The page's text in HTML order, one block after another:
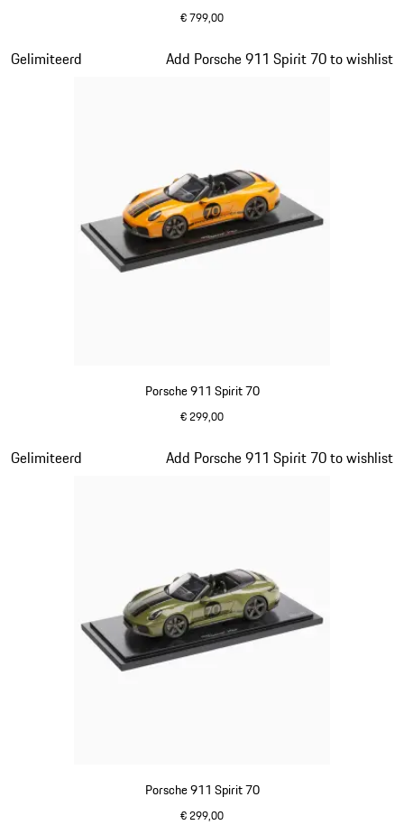
€ 799,00
Porsche 911 Spirit 70
€ 299,00
Gelimiteerd Add Porsche 911 Spirit 70 to wishlist
Dia 13 van 20
Porsche 911 Spirit 70
€ 299,00
Gelimiteerd Add Porsche 911 Spirit 70 to wishlist
Dia 14 van 20